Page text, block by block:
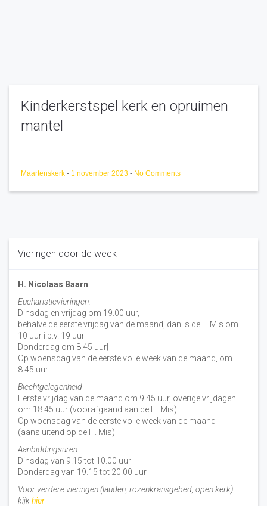
Kinderkerstspel kerk en opruimen
mantel
Maartenskerk - 1 november 2023 - No Comments
Vieringen door de week
H. Nicolaas Baarn
Eucharistievieringen:
Dinsdag en vrijdag om 19.00 uur,
behalve de eerste vrijdag van de maand, dan is de H Mis om
10 uur i.p.v. 19 uur
Donderdag om 8.45 uur|
Op woensdag van de eerste volle week van de maand, om
8:45 uur.
Biechtgelegenheid
Eerste vrijdag van de maand om 9.45 uur, overige vrijdagen
om 18.45 uur (voorafgaand aan de H. Mis).
Op woensdag van de eerste volle week van de maand
(aansluitend op de H. Mis)
Aanbiddingsuren:
Dinsdag van 9.15 tot 10.00 uur
Donderdag van 19.15 tot 20.00 uur
Voor verdere vieringen (lauden, rozenkransgebed, open kerk)
kijkhier